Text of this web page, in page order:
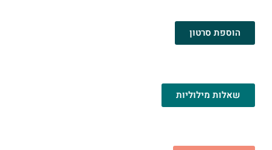
הוספת סרטון
שאלות מילוליות